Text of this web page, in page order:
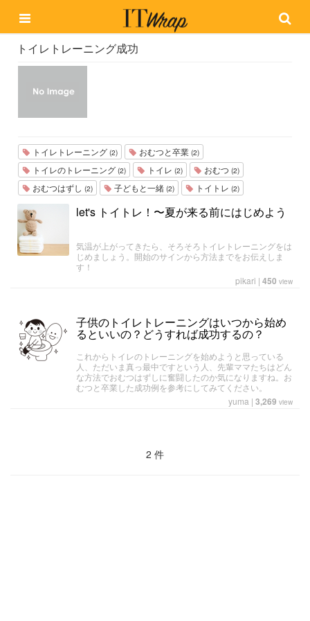
トイレトレーニング成功
トイレトレーニング (2) おむつと卒業 (2)
トイレのトレーニング (2) トイレ (2) おむつ (2)
おむつはずし (2) 子どもと一緒 (2) トイトレ (2)
let's トイトレ！〜夏が来る前にはじめよう
気温が上がってきたら、そろそろトイレトレーニングをは
じめましょう。開始のサインから方法までをお伝えしま
す！
pikari | 450 view
子供のトイレトレーニングはいつから始め
るといいの？どうすれば成功するの？
これからトイレのトレーニングを始めようと思っている
人、ただいま真っ最中ですという人、先輩ママたちはどん
な方法でおむつはずしに奮闘したのか気になりますね。お
むつと卒業した成功例を参考にしてみてください。
yuma | 3,269 view
2 件